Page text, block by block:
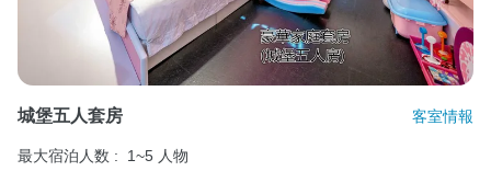
城堡五人套房 客室情報
最大宿泊人数 :
1~5 人物